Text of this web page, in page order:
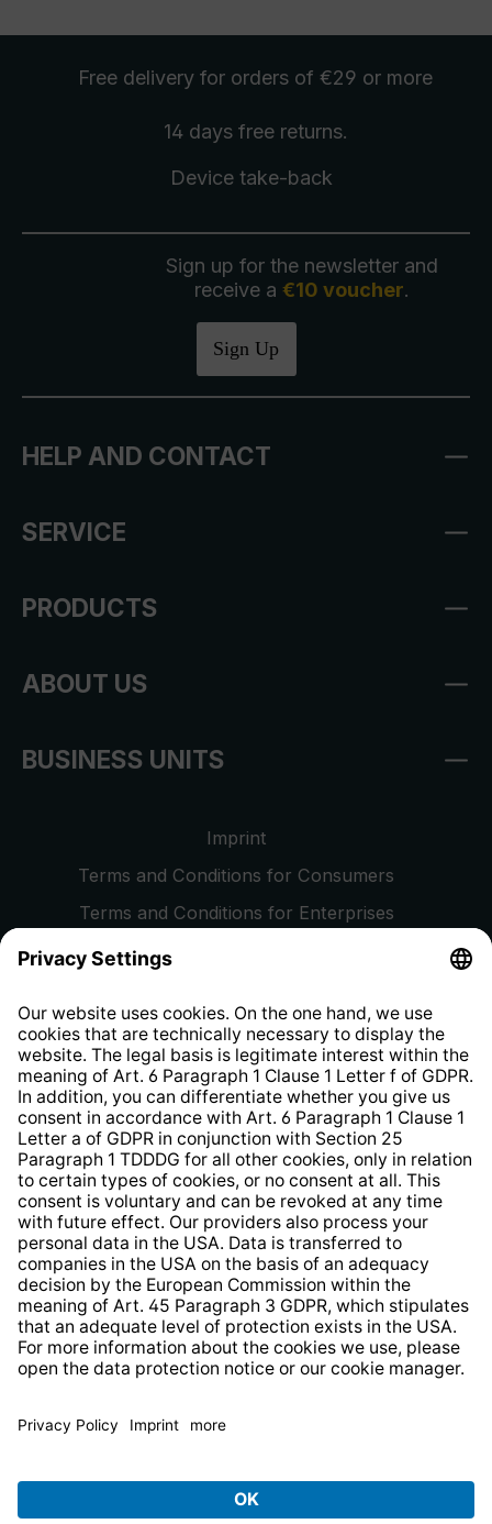
Free delivery for orders of €29 or more
14 days free returns.
Device take-back
Sign up for the newsletter and
receive a €10 voucher.
Sign Up
HELP AND CONTACT
SERVICE
PRODUCTS
ABOUT US
BUSINESS UNITS
Imprint
Terms and Conditions for Consumers
Terms and Conditions for Enterprises
Privacy Policy
Whistleblower Protection System
Web Accessibility
delivery charges, if not stated otherwise.
© 2026 TechniSat Digital GmbH